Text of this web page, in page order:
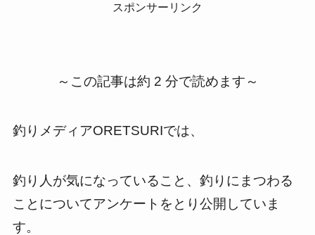
スポンサーリンク
～この記事は約 2 分で読めます～
釣りメディアORETSURIでは、
釣り人が気になっていること、釣りにまつわる
ことについてアンケートをとり公開していま
す。